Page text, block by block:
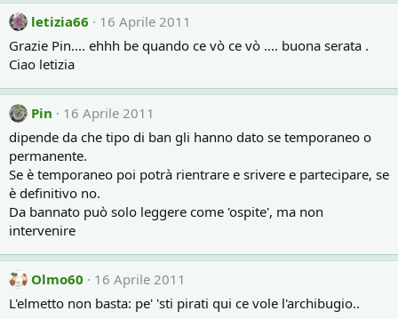
letizia66
16 Aprile 2011
Grazie Pin.... ehhh be quando ce vò ce vò .... buona serata .
Ciao letizia
Pin
16 Aprile 2011
dipende da che tipo di ban gli hanno dato se temporaneo o
permanente.
Se è temporaneo poi potrà rientrare e srivere e partecipare, se
è definitivo no.
Da bannato può solo leggere come 'ospite', ma non
intervenire
Olmo60
16 Aprile 2011
L'elmetto non basta: pe' 'sti pirati qui ce vole l'archibugio..